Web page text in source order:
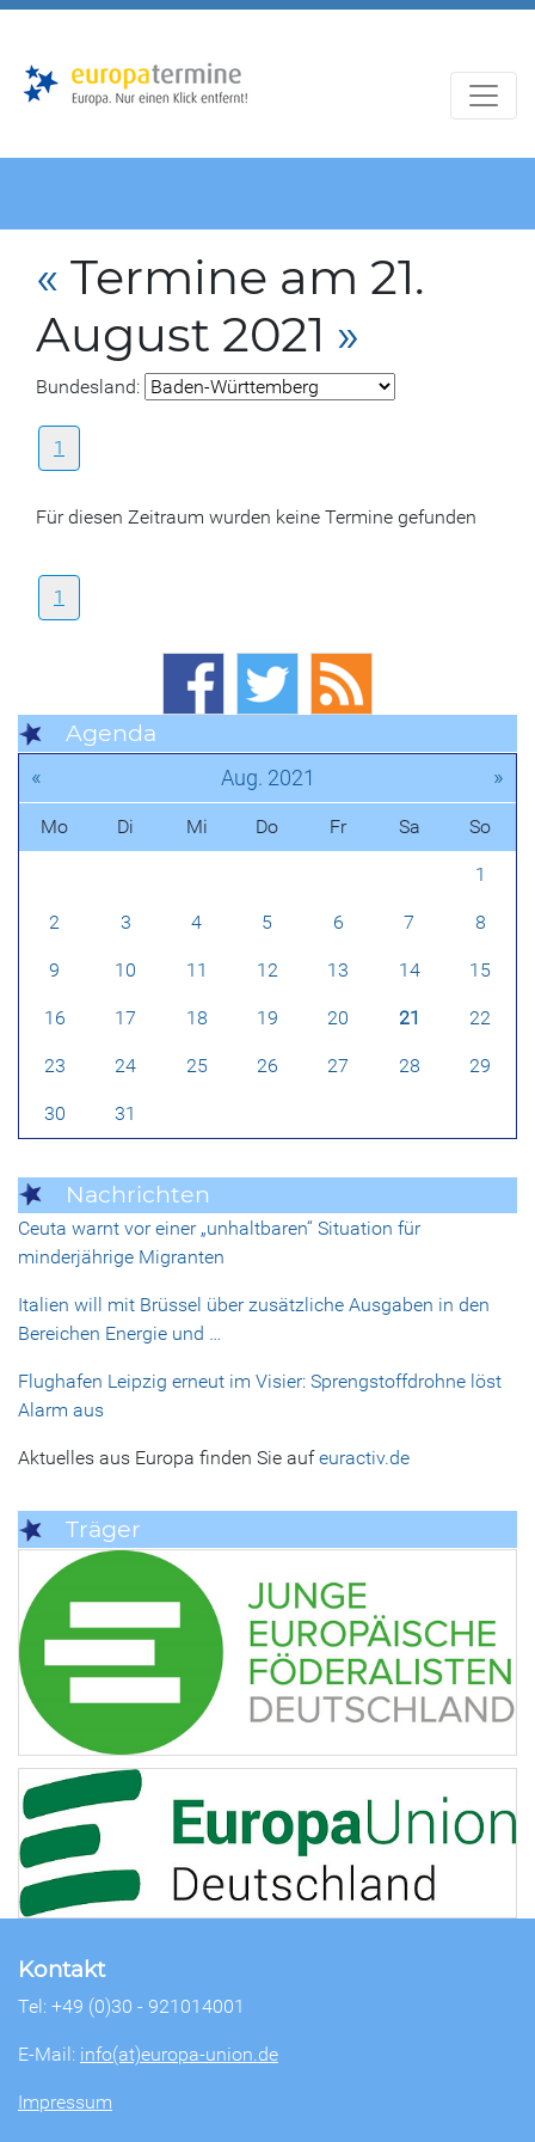
« Termine am 21.
August 2021 »
Bundesland:
1
Für diesen Zeitraum wurden keine Termine gefunden
1
Agenda
« Aug. 2021 »
Mo Di Mi Do Fr Sa So
1
2 3 4 5 6 7 8
9 10 11 12 13 14 15
16 17 18 19 20 21 22
23 24 25 26 27 28 29
30 31
Nachrichten
Ceuta warnt vor einer „unhaltbaren“ Situation für
minderjährige Migranten
Italien will mit Brüssel über zusätzliche Ausgaben in den
Bereichen Energie und …
Flughafen Leipzig erneut im Visier: Sprengstoffdrohne löst
Alarm aus
Aktuelles aus Europa finden Sie aufeuractiv.de
Träger
Kontakt
Tel: +49 (0)30 - 921014001
E-Mail: info(at)europa-union.de
Impressum